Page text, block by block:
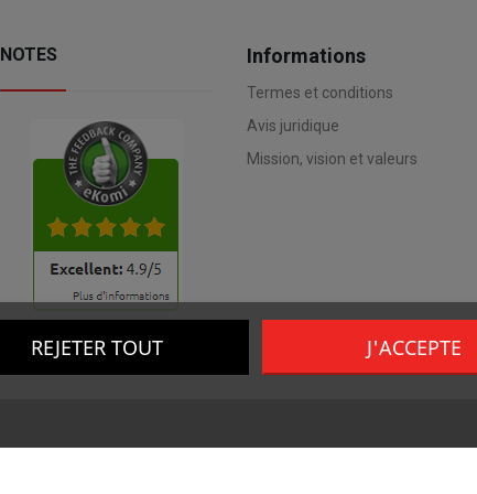
NOTES Informations
Termes et conditions
Avis juridique
Mission, vision et valeurs
REJETER TOUT J'ACCEPTE